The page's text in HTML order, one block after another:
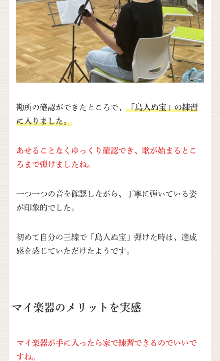
勘所の確認ができたところで、
「島人ぬ宝」の練習
に入りました。
あせることなくゆっくり確認でき、歌が始まるとこ
ろまで弾けましたね。
一つ一つの音を確認しながら、丁寧に弾いている姿
が印象的でした。
初めて自分の三線で「島人ぬ宝」弾けた時は、達成
感を感じていただけたようです。
マイ楽器のメリットを実感
マイ楽器が手に入ったら家で練習できるのでいいで
すね。